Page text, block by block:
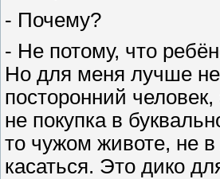
- Почему?
- Не потому, что
Но для меня лучше не
посторонний
не покупка в
то чужом животе, не
касаться. Это дико